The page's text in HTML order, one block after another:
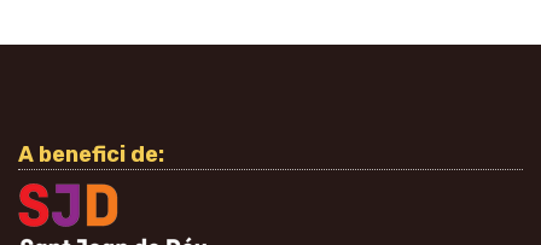
A benefici de: